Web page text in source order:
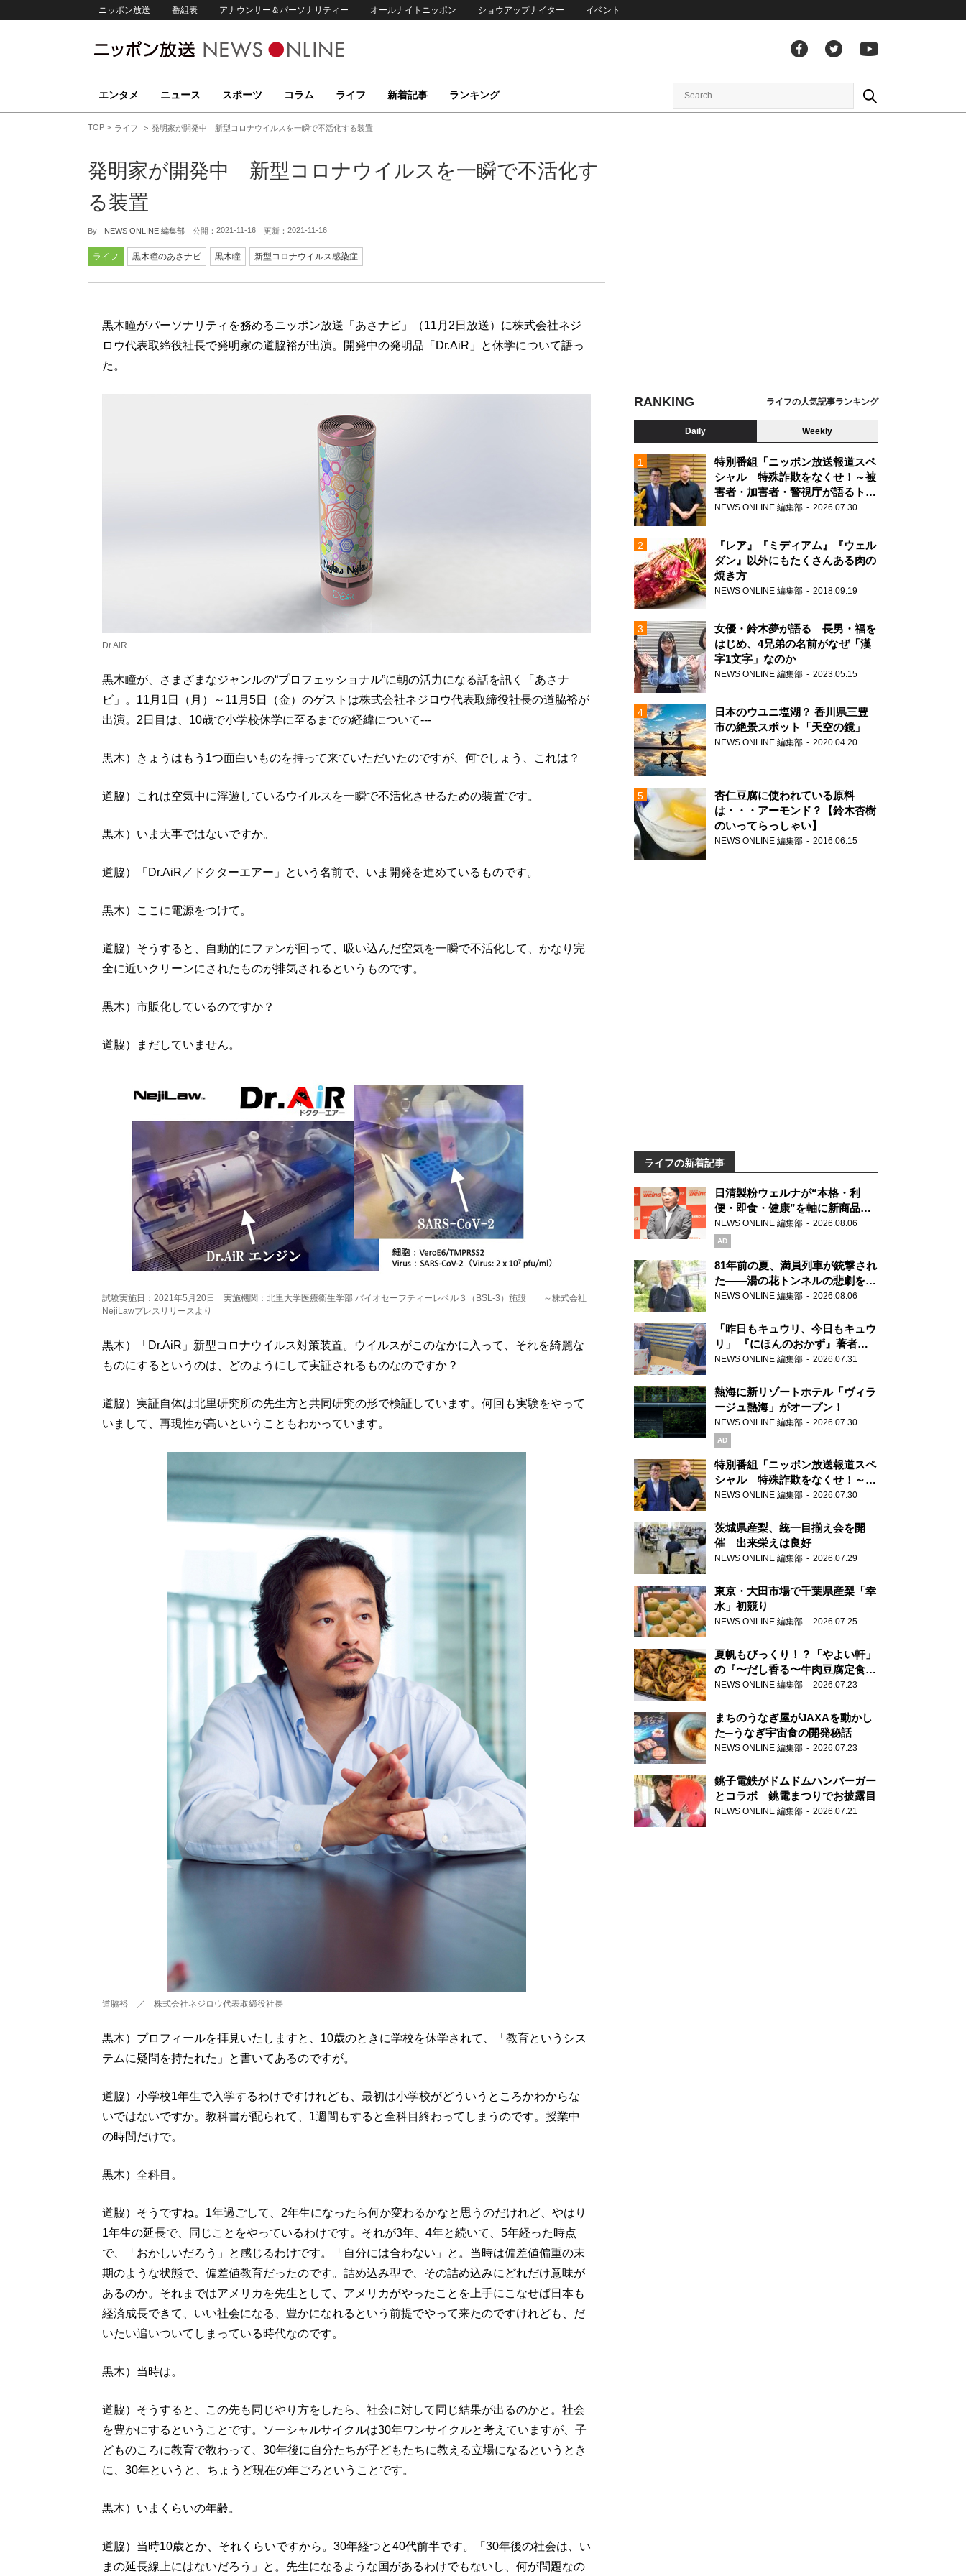
ニッポン放送 番組表 アナウンサー＆パーソナリティー オールナイトニッポン ショウアップナイター イベント
エンタメ ニュース スポーツ コラム ライフ 新着記事 ランキング
TOP ライフ 発明家が開発中 新型コロナウイルスを一瞬で不活化する装置
発明家が開発中 新型コロナウイルスを一瞬で不活化す
る装置
By - NEWS ONLINE 編集部 公開： 2021-11-16 更新： 2021-11-16
ライフ 黒木瞳のあさナビ 黒木瞳 新型コロナウイルス感染症
黒木瞳がパーソナリティを務めるニッポン放送「あさナビ」（11月2日放送）に株式会社ネジ
ロウ代表取締役社長で発明家の道脇裕が出演。開発中の発明品「Dr.AiR」と休学について語っ
た。
Dr.AiR
黒木瞳が、さまざまなジャンルの“プロフェッショナル”に朝の活力になる話を訊く「あさナ
ビ」。11月1日（月）～11月5日（金）のゲストは株式会社ネジロウ代表取締役社長の道脇裕が
出演。2日目は、10歳で小学校休学に至るまでの経緯について---
黒木）きょうはもう1つ面白いものを持って来ていただいたのですが、何でしょう、これは？
道脇）これは空気中に浮遊しているウイルスを一瞬で不活化させるための装置です。
黒木）いま大事ではないですか。
道脇）「Dr.AiR／ドクターエアー」という名前で、いま開発を進めているものです。
黒木）ここに電源をつけて。
道脇）そうすると、自動的にファンが回って、吸い込んだ空気を一瞬で不活化して、かなり完
全に近いクリーンにされたものが排気されるというものです。
黒木）市販化しているのですか？
道脇）まだしていません。
試験実施日：2021年5月20日 実施機関：北里大学医療衛生学部 バイオセーフティーレベル３（BSL-3）施設 ～株式会社
NejiLawプレスリリースより
黒木）「Dr.AiR」新型コロナウイルス対策装置。ウイルスがこのなかに入って、それを綺麗な
ものにするというのは、どのようにして実証されるものなのですか？
道脇）実証自体は北里研究所の先生方と共同研究の形で検証しています。何回も実験をやって
いまして、再現性が高いということもわかっています。
道脇裕 ／ 株式会社ネジロウ代表取締役社長
黒木）プロフィールを拝見いたしますと、10歳のときに学校を休学されて、「教育というシス
テムに疑問を持たれた」と書いてあるのですが。
道脇）小学校1年生で入学するわけですけれども、最初は小学校がどういうところかわからな
いではないですか。教科書が配られて、1週間もすると全科目終わってしまうのです。授業中
の時間だけで。
黒木）全科目。
道脇）そうですね。1年過ごして、2年生になったら何か変わるかなと思うのだけれど、やはり
1年生の延長で、同じことをやっているわけです。それが3年、4年と続いて、5年経った時点
で、「おかしいだろう」と感じるわけです。「自分には合わない」と。当時は偏差値偏重の末
期のような状態で、偏差値教育だったのです。詰め込み型で、その詰め込みにどれだけ意味が
あるのか。それまではアメリカを先生として、アメリカがやったことを上手にこなせば日本も
経済成長できて、いい社会になる、豊かになれるという前提でやって来たのですけれども、だ
いたい追いついてしまっている時代なのです。
黒木）当時は。
道脇）そうすると、この先も同じやり方をしたら、社会に対して同じ結果が出るのかと。社会
を豊かにするということです。ソーシャルサイクルは30年ワンサイクルと考えていますが、子
どものころに教育で教わって、30年後に自分たちが子どもたちに教える立場になるというとき
に、30年というと、ちょうど現在の年ごろということです。
黒木）いまくらいの年齢。
道脇）当時10歳とか、それくらいですから。30年経つと40代前半です。「30年後の社会は、い
まの延長線上にはないだろう」と。先生になるような国があるわけでもないし、何が問題なの
RANKING ライフの人気記事ランキング
Daily Weekly
特別番組「ニッポン放送報道スペ
シャル 特殊詐欺をなくせ！～被
害者・加害者・警視庁が語るトク
リュウの実態～」放送
NEWS ONLINE 編集部 2026.07.30
『レア』『ミディアム』『ウェル
ダン』以外にもたくさんある肉の
焼き方
NEWS ONLINE 編集部 2018.09.19
女優・鈴木夢が語る 長男・福を
はじめ、4兄弟の名前がなぜ「漢
字1文字」なのか
NEWS ONLINE 編集部 2023.05.15
日本のウユニ塩湖？ 香川県三豊
市の絶景スポット「天空の鏡」
NEWS ONLINE 編集部 2020.04.20
杏仁豆腐に使われている原料
は・・・アーモンド？【鈴木杏樹
のいってらっしゃい】
NEWS ONLINE 編集部 2016.06.15
ライフの新着記事
日清製粉ウェルナが“本格・利
便・即食・健康”を軸に新商品を
展開 「マ・マー」「青の洞窟」
ブランドを強化
NEWS ONLINE 編集部 2026.08.06
AD
81年前の夏、満員列車が銃撃され
た――湯の花トンネルの悲劇を語
り継ぐ男性
NEWS ONLINE 編集部 2026.08.06
「昨日もキュウリ、今日もキュウ
リ」 『にほんのおかず』著者が
見つけた家庭料理の知恵
NEWS ONLINE 編集部 2026.07.31
熱海に新リゾートホテル「ヴィラ
ージュ熱海」がオープン！
NEWS ONLINE 編集部 2026.07.30
AD
特別番組「ニッポン放送報道スペ
シャル 特殊詐欺をなくせ！～被
害者・加害者・警視庁が語るトク
NEWS ONLINE 編集部 2026.07.30
茨城県産梨、統一目揃え会を開
催 出来栄えは良好
NEWS ONLINE 編集部 2026.07.29
東京・大田市場で千葉県産梨「幸
水」初競り
NEWS ONLINE 編集部 2026.07.25
夏帆もびっくり！？「やよい軒」
の『〜だし香る〜牛肉豆腐定食』
が香り高すぎる
NEWS ONLINE 編集部 2026.07.23
まちのうなぎ屋がJAXAを動かし
た─うなぎ宇宙食の開発秘話
NEWS ONLINE 編集部 2026.07.23
銚子電鉄がドムドムハンバーガー
とコラボ 銚電まつりでお披露目
NEWS ONLINE 編集部 2026.07.21